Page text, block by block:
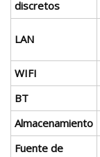
discretos
LAN
WIFI
BT
Almacenamiento
Fuente de